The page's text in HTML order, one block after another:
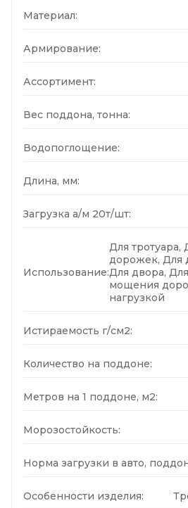
Материал:
Армирование:
Ассортимент:
Вес поддона, тонна:
Водопоглощение:
Длина, мм:
Загрузка а/м 20т/шт:
Использование:
Для
дорожек, Для
Для двора,
мощения
нагрузкой
Истираемость г/см2:
Количество на поддоне:
Метров на 1 поддоне, м2:
Морозостойкость:
Норма загрузки в авто,
Особенности изделия: